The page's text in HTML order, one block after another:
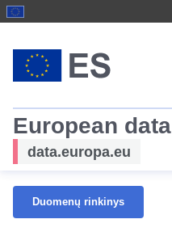
European data
data.europa.eu
Duomenų rinkinys